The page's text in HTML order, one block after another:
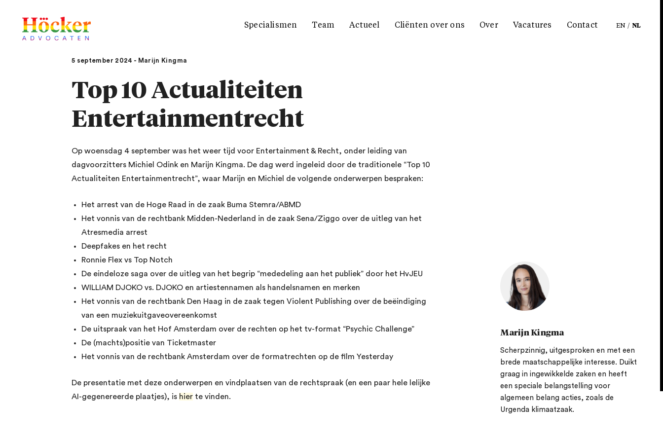
Specialismen Team Actueel Cliënten over ons Over Vacatures Contact EN / NL
5 september 2024 - Marijn Kingma
Top 10 Actualiteiten
Entertainmentrecht
Op woensdag 4 september was het weer tijd voor Entertainment & Recht, onder leiding van
dagvoorzitters Michiel Odink en Marijn Kingma. De dag werd ingeleid door de traditionele “Top 10
Actualiteiten Entertainmentrecht”, waar Marijn en Michiel de volgende onderwerpen bespraken:
Het arrest van de Hoge Raad in de zaak Buma Stemra/ABMD
Het vonnis van de rechtbank Midden-Nederland in de zaak Sena/Ziggo over de uitleg van het
Atresmedia arrest
Deepfakes en het recht
Ronnie Flex vs Top Notch
De eindeloze saga over de uitleg van het begrip “mededeling aan het publiek” door het HvJEU
WILLIAM DJOKO vs. DJOKO en artiestennamen als handelsnamen en merken
Het vonnis van de rechtbank Den Haag in de zaak tegen Violent Publishing over de beëindiging
van een muziekuitgaveovereenkomst
De uitspraak van het Hof Amsterdam over de rechten op het tv-format “Psychic Challenge”
De (machts)positie van Ticketmaster
Het vonnis van de rechtbank Amsterdam over de formatrechten op de film Yesterday
De presentatie met deze onderwerpen en vindplaatsen van de rechtspraak (en een paar hele lelijke
AI-gegenereerde plaatjes), is hier te vinden.
Marijn Kingma
Scherpzinnig, uitgesproken en met een
brede maatschappelijke interesse. Duikt
graag in ingewikkelde zaken en heeft
een speciale belangstelling voor
algemeen belang acties, zoals de
Urgenda klimaatzaak.